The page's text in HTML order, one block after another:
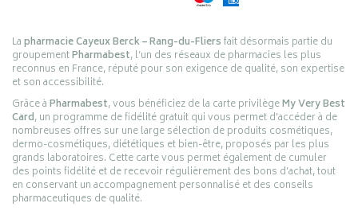
Lapharmacie Cayeux Berck – Rang-du-Fliersfait désormais partie du
groupementPharmabest, l’un des réseaux de pharmacies les plus
reconnus en France, réputé pour son exigence de qualité, son expertise
et son accessibilité.
Grâce àPharmabest, vous bénéficiez de la carte privilègeMy Very Best
Card, un programme de fidélité gratuit qui vous permet d’accéder à de
nombreuses offres sur une large sélection de produits cosmétiques,
dermo-cosmétiques, diététiques et bien-être, proposés par les plus
grands laboratoires. Cette carte vous permet également de cumuler
des points fidélité et de recevoir régulièrement des bons d’achat, tout
en conservant un accompagnement personnalisé et des conseils
pharmaceutiques de qualité.